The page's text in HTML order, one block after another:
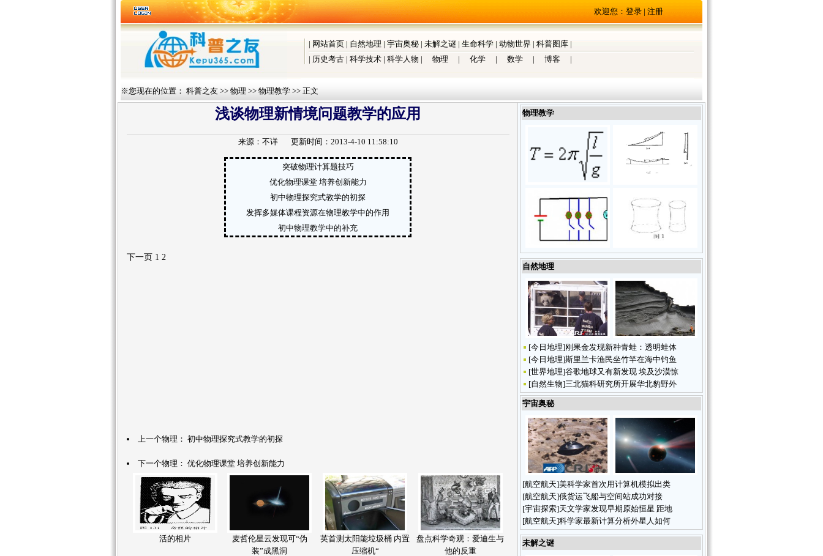
欢迎您： 登录| 注册
| 网站首页 | 自然地理 | 宇宙奥秘 | 未解之谜 | 生命科学 | 动物世界 | 科普图库 |
| 历史考古 | 科学技术 | 科学人物 | 物理 | 化学 | 数学 | 博客 |
※您现在的位置： 科普之友 >> 物理 >> 物理教学 >> 正文
浅谈物理新情境问题教学的应用
来源： 不详更新时间：2013-4-10 11:58:10
突破物理计算题技巧
优化物理课堂 培养创新能力
初中物理探究式教学的初探
发挥多媒体课程资源在物理教学中的作用
初中物理教学中的补充
下一页 1 2
上一个物理： 初中物理探究式教学的初探
下一个物理： 优化物理课堂 培养创新能力
活的相片
麦哲伦星云发现可“伪
装”成黑洞
英首测太阳能垃圾桶 内置
压缩机“
盘点科学奇观：爱迪生与
他的反重
物理教学
自然地理
[今日地理]刚果金发现新种青蛙：透明蛙体
[今日地理]斯里兰卡渔民坐竹竿在海中钓鱼
[世界地理]谷歌地球又有新发现 埃及沙漠惊
[自然生物]三北猫科研究所开展华北豹野外
宇宙奥秘
[航空航天]美科学家首次用计算机模拟出类
[航空航天]俄货运飞船与空间站成功对接
[宇宙探索]天文学家发现早期原始恒星 距地
[航空航天]科学家最新计算分析外星人如何
未解之谜